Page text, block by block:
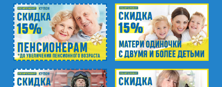
ул. Ярослава Гашека, д.4, к.1
ст. ЖД Колпино, ул. Тверская, д.1/13
м. Удельная
пр. Энгельса, д.19